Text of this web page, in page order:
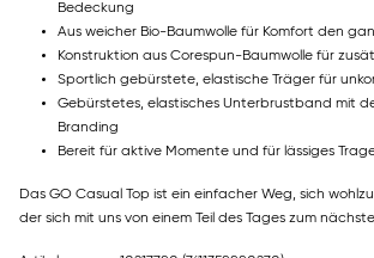
Bedeckung
Aus weicher Bio-Baumwolle für Komfort den
Konstruktion aus Corespun-Baumwolle für
Sportlich gebürstete, elastische Träger für
Gebürstetes, elastisches Unterbrustband mit
Branding
Bereit für aktive Momente und für lässiges
Das GO Casual Top ist ein einfacher Weg, sich
der sich mit uns von einem Teil des Tages zum